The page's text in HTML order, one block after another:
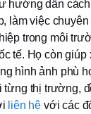
hướng dẫn
làm việc chuyên
trong môi
tế. Họ còn giúp
hình ảnh phù
từng thị trường,
liên hệ với các